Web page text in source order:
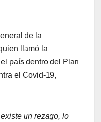
de la
llamó la
país dentro del Plan
el Covid-19,
un rezago, lo